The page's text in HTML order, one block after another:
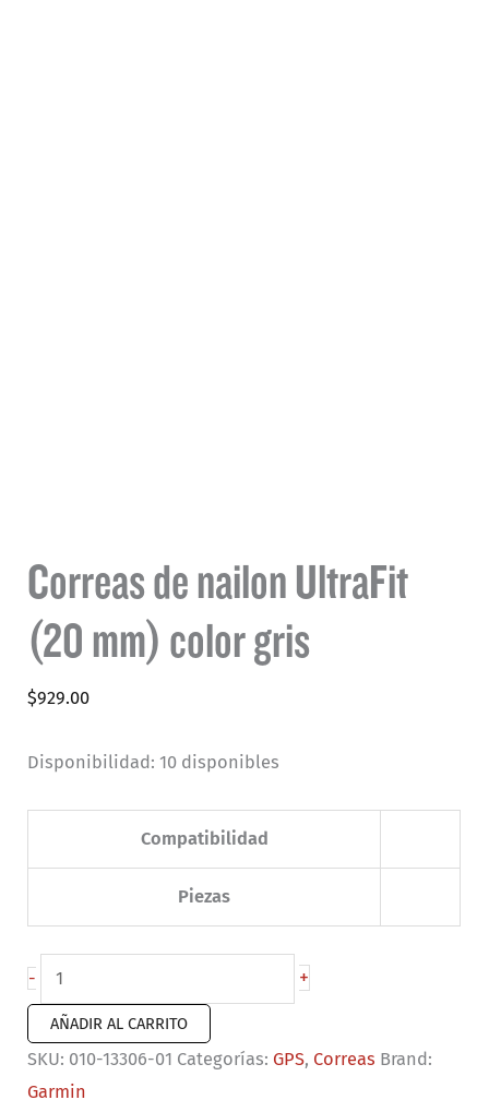
Correas de nailon UltraFit
(20 mm) color gris
$929.00
Disponibilidad: 10 disponibles
Compatibilidad
Piezas
-
Correas
de
nailon
UltraFit
(20
+
AÑADIR AL CARRITO
SKU: 010-13306-01 Categorías: GPS, Correas Brand:
Garmin